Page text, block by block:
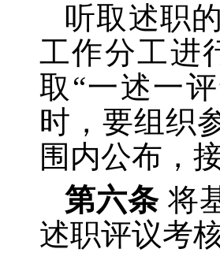
听取述职
工作分工进
取 “一述一
时，要组织
围内公布，
第六条 将
述职评议考